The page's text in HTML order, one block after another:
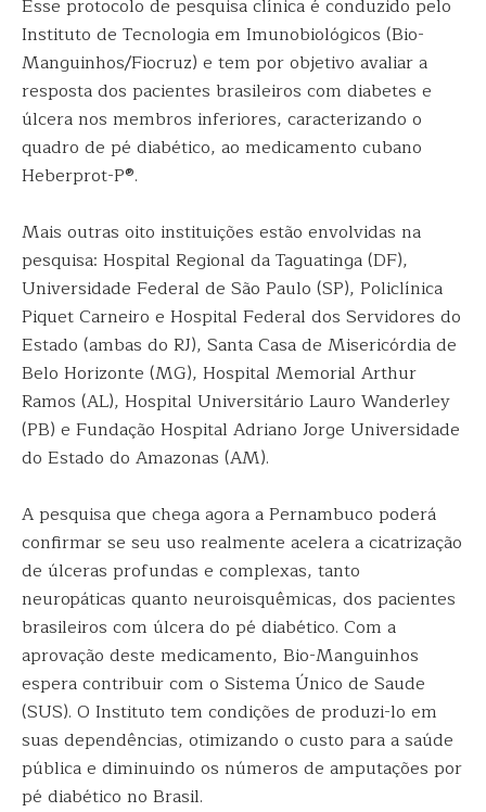
Esse protocolo de pesquisa clínica é conduzido pelo
Instituto de Tecnologia em Imunobiológicos (Bio-
Manguinhos/Fiocruz) e tem por objetivo avaliar a
resposta dos pacientes brasileiros com diabetes e
úlcera nos membros inferiores, caracterizando o
quadro de pé diabético, ao medicamento cubano
Heberprot-P®.
Mais outras oito instituições estão envolvidas na
pesquisa: Hospital Regional da Taguatinga (DF),
Universidade Federal de São Paulo (SP), Policlínica
Piquet Carneiro e Hospital Federal dos Servidores do
Estado (ambas do RJ), Santa Casa de Misericórdia de
Belo Horizonte (MG), Hospital Memorial Arthur
Ramos (AL), Hospital Universitário Lauro Wanderley
(PB) e Fundação Hospital Adriano Jorge Universidade
do Estado do Amazonas (AM).
A pesquisa que chega agora a Pernambuco poderá
confirmar se seu uso realmente acelera a cicatrização
de úlceras profundas e complexas, tanto
neuropáticas quanto neuroisquêmicas, dos pacientes
brasileiros com úlcera do pé diabético. Com a
aprovação deste medicamento, Bio-Manguinhos
espera contribuir com o Sistema Único de Saude
(SUS). O Instituto tem condições de produzi-lo em
suas dependências, otimizando o custo para a saúde
pública e diminuindo os números de amputações por
pé diabético no Brasil.